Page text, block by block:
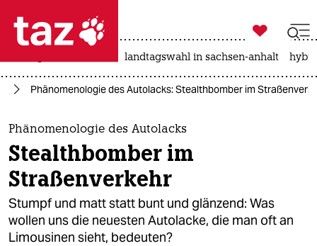
 taz zahl ich
taz zahl ich
themen
politik
öko
gesellschaft

taz zahl ich
landtagswahl in sachsen-anhalt
Phänomenologie des Autolacks: Stealthbomber im
Phänomenologie des Autolacks
Stealthbomber im
Straßenverkehr
Stumpf und matt statt bunt und glänzend: Was
wollen uns die neuesten Autolacke, die man oft an
Limousinen sieht, bedeuten?